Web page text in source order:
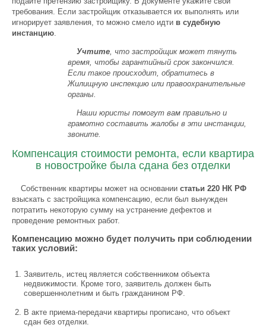
требования. Если застройщик отказывается их выполнять или
игнорирует заявления, то можно смело идти в судебную
инстанцию.
Учтите, что застройщик может тянуть
время, чтобы гарантийный срок закончился.
Если такое происходит, обратитесь в
Жилищную инспекцию или правоохранительные
органы.
Наши юристы помогут вам правильно и
грамотно составить жалобы в эти инстанции,
звоните.
Компенсация стоимости ремонта, если квартира
в новостройке была сдана без отделки
Собственник квартиры может на основании статьи 220 НК РФ
взыскать с застройщика компенсацию, если был вынужден
потратить некоторую сумму на устранение дефектов и
проведение ремонтных работ.
Компенсацию можно будет получить при соблюдении
таких условий:
Заявитель, истец является собственником объекта
недвижимости. Кроме того, заявитель должен быть
совершеннолетним и быть гражданином РФ.
В акте приема-передачи квартиры прописано, что объект
сдан без отделки.